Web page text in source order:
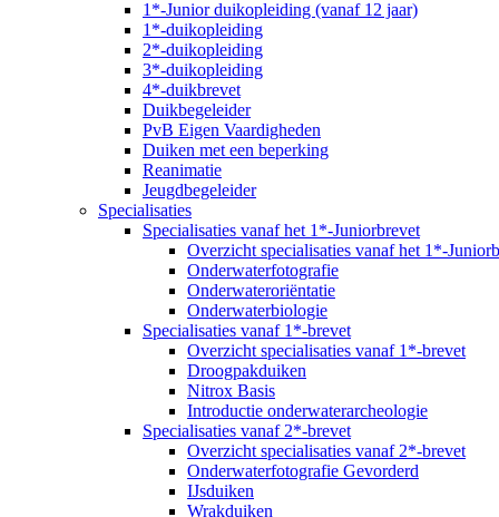
1*-Junior duikopleiding (vanaf 12 jaar)
1*-duikopleiding
2*-duikopleiding
3*-duikopleiding
4*-duikbrevet
Duikbegeleider
PvB Eigen Vaardigheden
Duiken met een beperking
Reanimatie
Jeugdbegeleider
Specialisaties
Specialisaties vanaf het 1*-Juniorbrevet
Overzicht specialisaties vanaf het 1*-
Onderwaterfotografie
Onderwateroriëntatie
Onderwaterbiologie
Specialisaties vanaf 1*-brevet
Overzicht specialisaties vanaf 1*-brevet
Droogpakduiken
Nitrox Basis
Introductie onderwaterarcheologie
Specialisaties vanaf 2*-brevet
Overzicht specialisaties vanaf 2*-brevet
Onderwaterfotografie Gevorderd
IJsduiken
Wrakduiken